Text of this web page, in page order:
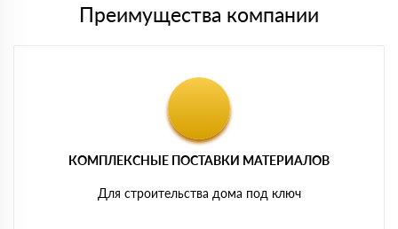
Преимущества компании
КОМПЛЕКСНЫЕ ПОСТАВКИ МАТЕРИАЛОВ
Для строительства дома под ключ